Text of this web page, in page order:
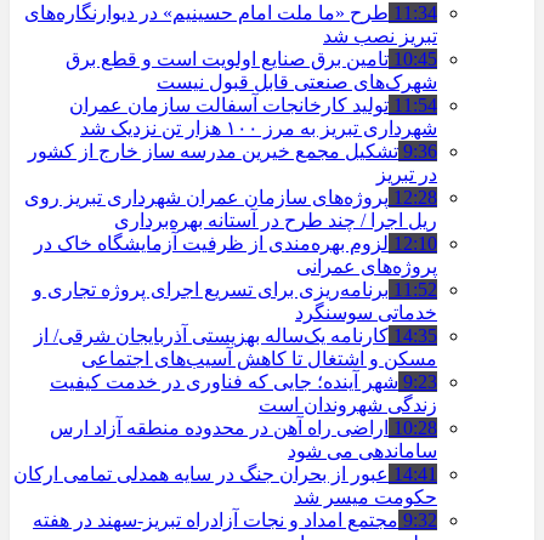
11:34 طرح «ما ملت امام حسینیم» در دیوارنگاره‌های
تبریز نصب شد
10:45 تامین برق صنایع اولویت است و قطع برق
شهرک‌های صنعتی قابل قبول نیست
11:54 تولید کارخانجات آسفالت سازمان عمران
شهرداری تبریز به مرز ۱۰۰ هزار تن نزدیک شد
9:36 تشکیل مجمع خیرین مدرسه ‌ساز خارج از کشور
در تبریز
12:28 پروژه‌های سازمان عمران شهرداری تبریز روی
ریل اجرا / چند طرح در آستانه بهره‌برداری
12:10 لزوم بهره‌مندی از ظرفیت آزمایشگاه خاک در
پروژه‌های عمرانی
11:52 برنامه‌ریزی برای تسریع اجرای پروژه تجاری و
خدماتی سوسنگرد
14:35 کارنامه یک‌ساله بهزیستی آذربایجان شرقی/ از
مسکن و اشتغال تا کاهش آسیب‌های اجتماعی
9:23 شهر آینده؛ جایی که فناوری در خدمت کیفیت
زندگی شهروندان است
10:28 اراضی راه آهن در محدوده منطقه آزاد ارس
ساماندهی می شود
14:41 عبور از بحران جنگ در سایه همدلی تمامی ارکان
حکومت میسر شد
9:32 مجتمع امداد و نجات آزادراه تبریز-سهند در هفته